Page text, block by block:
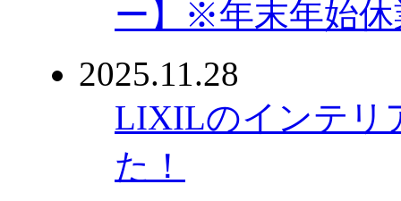
ー】※年末年始
2025.11.28
LIXILのインテリ
た！